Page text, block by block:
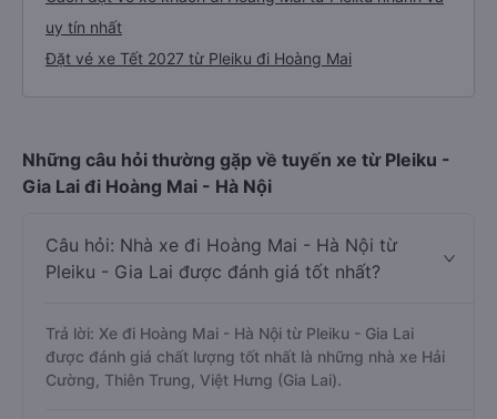
uy tín nhất
Đặt vé xe Tết 2027 từ Pleiku đi Hoàng Mai
Những câu hỏi thường gặp về tuyến xe từ Pleiku -
Gia Lai đi Hoàng Mai - Hà Nội
Câu hỏi: Nhà xe đi Hoàng Mai - Hà Nội từ
Pleiku - Gia Lai được đánh giá tốt nhất?
Trả lời: Xe đi Hoàng Mai - Hà Nội từ Pleiku - Gia Lai
được đánh giá chất lượng tốt nhất là những nhà xe Hải
Cường, Thiên Trung, Việt Hưng (Gia Lai).